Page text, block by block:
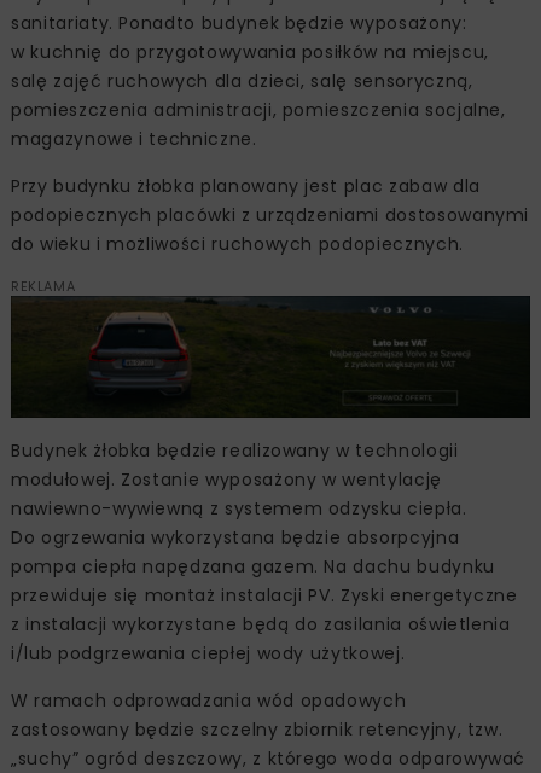
sanitariaty. Ponadto budynek będzie wyposażony:
w kuchnię do przygotowywania posiłków na miejscu,
salę zajęć ruchowych dla dzieci, salę sensoryczną,
pomieszczenia administracji, pomieszczenia socjalne,
magazynowe i techniczne.
Przy budynku żłobka planowany jest plac zabaw dla
podopiecznych placówki z urządzeniami dostosowanymi
do wieku i możliwości ruchowych podopiecznych.
REKLAMA
Budynek żłobka będzie realizowany w technologii
modułowej. Zostanie wyposażony w wentylację
nawiewno-wywiewną z systemem odzysku ciepła.
Do ogrzewania wykorzystana będzie absorpcyjna
pompa ciepła napędzana gazem. Na dachu budynku
przewiduje się montaż instalacji PV. Zyski energetyczne
z instalacji wykorzystane będą do zasilania oświetlenia
i/lub podgrzewania ciepłej wody użytkowej.
W ramach odprowadzania wód opadowych
zastosowany będzie szczelny zbiornik retencyjny, tzw.
„suchy” ogród deszczowy, z którego woda odparowywać